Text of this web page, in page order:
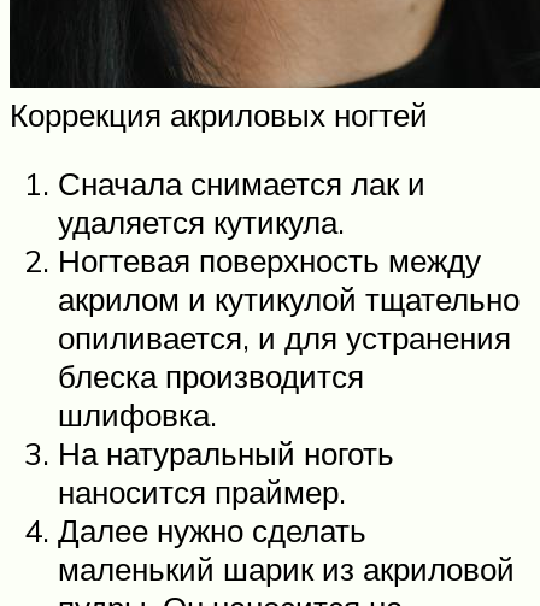
Коррекция акриловых ногтей
Сначала снимается лак и
удаляется кутикула.
Ногтевая поверхность между
акрилом и кутикулой тщательно
опиливается, и для устранения
блеска производится
шлифовка.
На натуральный ноготь
наносится праймер.
Далее нужно сделать
маленький шарик из акриловой